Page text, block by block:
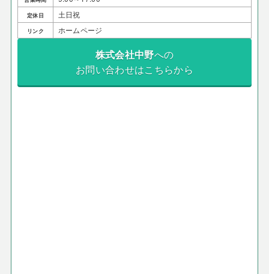
定休日 土日祝
リンク ホームページ
株式会社中野への
お問い合わせはこちらから